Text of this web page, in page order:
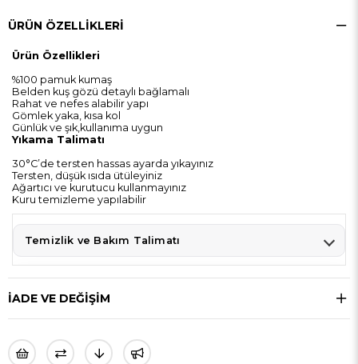
ÜRÜN ÖZELLIKLERI
Ürün Özellikleri
%100 pamuk kumaş
Belden kuş gözü detaylı bağlamalı
Rahat ve nefes alabilir yapı
Gömlek yaka, kısa kol
Günlük ve şık,kullanıma uygun
Yıkama Talimatı
30°C’de tersten hassas ayarda yıkayınız
Tersten, düşük ısıda ütüleyiniz
Ağartıcı ve kurutucu kullanmayınız
Kuru temizleme yapılabilir
Temizlik ve Bakım Talimatı
İADE VE DEĞİŞİM